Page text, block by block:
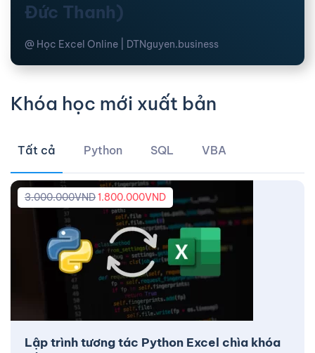
Đức Thanh)
@ Học Excel Online | DTNguyen.business
Khóa học mới xuất bản
Tất cả Python SQL VBA
Lập trình tương tác Python Excel chìa khóa
3.000.000VND1.800.000VND